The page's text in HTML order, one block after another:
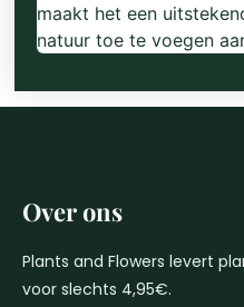
maakt het een
natuur toe te voegen
Over ons
Plants and Flowers levert
voor slechts 4,95€.